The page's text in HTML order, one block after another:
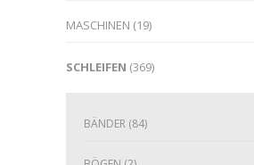
MASCHINEN (19)
SCHLEIFEN (369)
BÄNDER (84)